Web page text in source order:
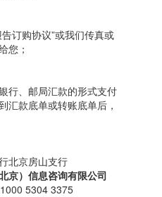
订购协议”或我们传真或
您；
行、邮局汇款的形式支付
汇款底单或转账底单后，
北京房山支行
京）信息咨询有限公司
5304 3375